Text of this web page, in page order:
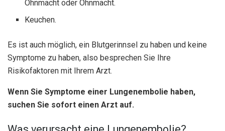
Ohnmacht oder Ohnmacht.
Keuchen.
Es ist auch möglich, ein Blutgerinnsel zu haben und keine
Symptome zu haben, also besprechen Sie Ihre
Risikofaktoren mit Ihrem Arzt.
Wenn Sie Symptome einer Lungenembolie haben,
suchen Sie sofort einen Arzt auf.